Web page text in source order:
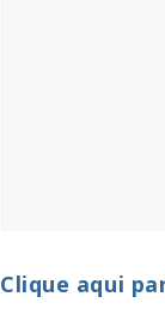
Clique aqui